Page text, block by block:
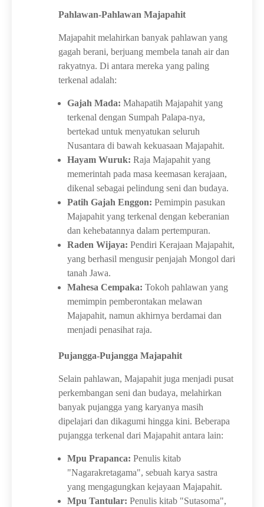
Pahlawan-Pahlawan Majapahit
Majapahit melahirkan banyak pahlawan yang
gagah berani, berjuang membela tanah air dan
rakyatnya. Di antara mereka yang paling
terkenal adalah:
Gajah Mada: Mahapatih Majapahit yang
terkenal dengan Sumpah Palapa-nya,
bertekad untuk menyatukan seluruh
Nusantara di bawah kekuasaan Majapahit.
Hayam Wuruk: Raja Majapahit yang
memerintah pada masa keemasan kerajaan,
dikenal sebagai pelindung seni dan budaya.
Patih Gajah Enggon: Pemimpin pasukan
Majapahit yang terkenal dengan keberanian
dan kehebatannya dalam pertempuran.
Raden Wijaya: Pendiri Kerajaan Majapahit,
yang berhasil mengusir penjajah Mongol dari
tanah Jawa.
Mahesa Cempaka: Tokoh pahlawan yang
memimpin pemberontakan melawan
Majapahit, namun akhirnya berdamai dan
menjadi penasihat raja.
Pujangga-Pujangga Majapahit
Selain pahlawan, Majapahit juga menjadi pusat
perkembangan seni dan budaya, melahirkan
banyak pujangga yang karyanya masih
dipelajari dan dikagumi hingga kini. Beberapa
pujangga terkenal dari Majapahit antara lain:
Mpu Prapanca: Penulis kitab
"Nagarakretagama", sebuah karya sastra
yang mengagungkan kejayaan Majapahit.
Mpu Tantular: Penulis kitab "Sutasoma",